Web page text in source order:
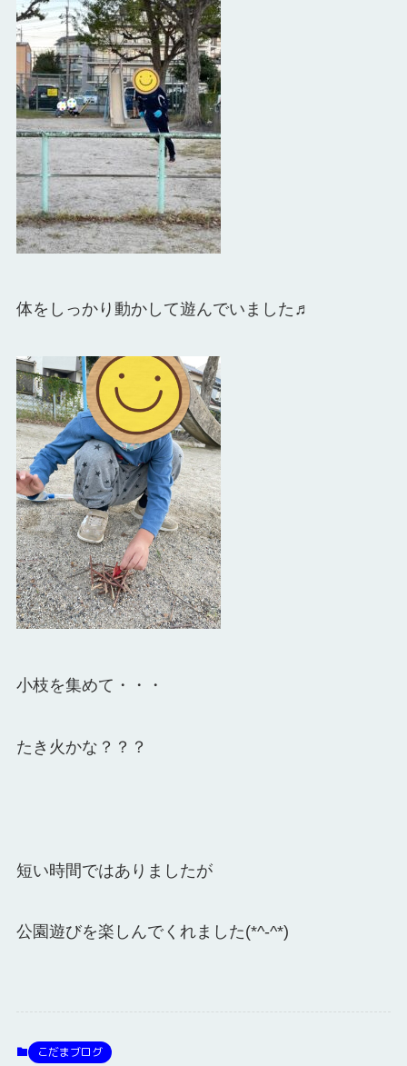
体をしっかり動かして遊んでいました♬
小枝を集めて・・・
たき火かな？？？
短い時間ではありましたが
公園遊びを楽しんでくれました(*^-^*)
こだまブログ